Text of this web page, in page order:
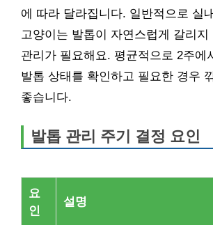
에 따라 달라집니다. 일반적으로 실
고양이는 발톱이 자연스럽게 갈리지
관리가 필요해요. 평균적으로 2주에
발톱 상태를 확인하고 필요한 경우
좋습니다.
발톱 관리 주기 결정 요인
요
인
설명